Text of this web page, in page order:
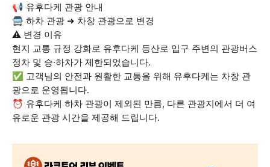
📢 유후다케 관광 안내
🚍 하차 관광 ➜ 차창 관광으로 변경
⚠️ 변경 이유
현지 교통 규정 강화로 유후다케 등산로 입구 주변의 관광버스
정차 및 승·하차가 제한되었습니다.
✅ 고객님의 안전과 원활한 교통을 위해 유후다케는 차창 관
광으로 운영됩니다.
⏰ 유후다케 하차 관광이 제외된 만큼, 다른 관광지에서 더 여
유로운 관광 시간을 제공해 드립니다.